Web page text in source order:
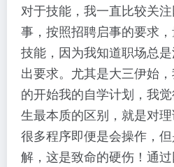
对于技能，我一直比较关
事，按照招聘启事的要求
技能，因为我知道职场总
出要求。尤其是大三伊始
的开始我的自学计划，我
生最本质的区别，就是对
很多程序即便是会操作，
解，这是致命的硬伤！通